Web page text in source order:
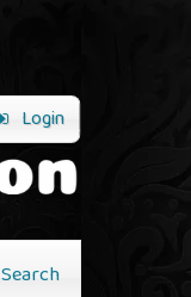
Search
Login